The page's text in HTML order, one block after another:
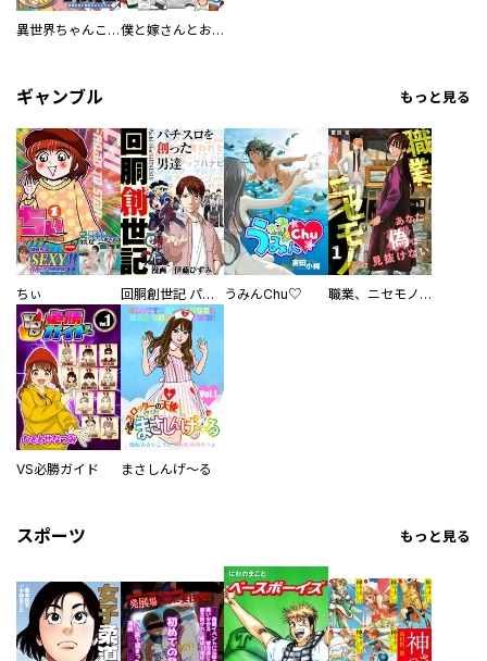
異世界ちゃんこ～横綱目前に召喚されたんだが～ 【連載版】 僕と嫁さんとお酒の関係
ギャンブル もっと見る
ちぃ 回胴創世記 パチスロを創った男達 うみんChu♡ 職業、ニセモノ～あなたに偽は見抜けない【電子単行本版】
VS必勝ガイド まさしんげ～る
スポーツ もっと見る